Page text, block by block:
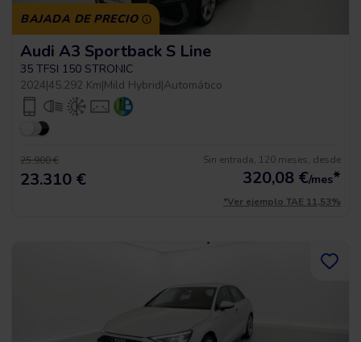
BAJADA DE PRECIO
Audi A3 Sportback S Line
35 TFSI 150 STRONIC
2024|45.292 Km|Mild Hybrid|Automático
25.900 €
23.310 €
Sin entrada, 120 meses, desde
320,08 €/mes*
*Ver ejemplo TAE 11,53%